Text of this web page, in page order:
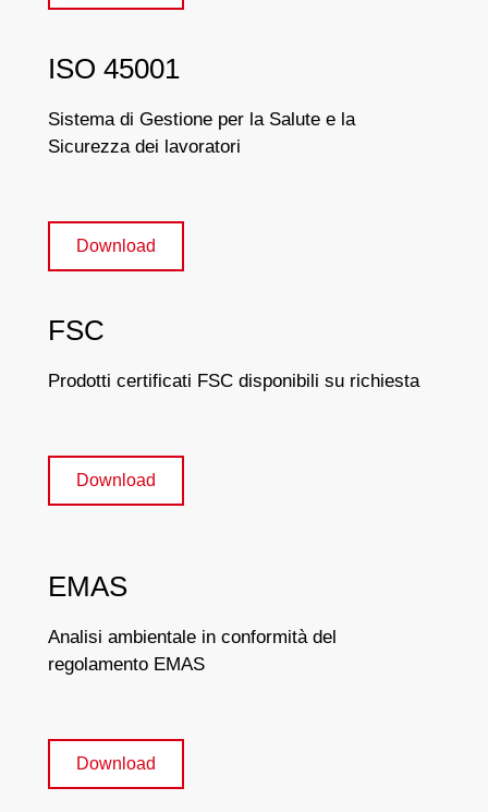
ISO 45001
Sistema di Gestione per la Salute e la
Sicurezza dei lavoratori
Download
FSC
Prodotti certificati FSC disponibili su richiesta
Download
EMAS
Analisi ambientale in conformità del
regolamento EMAS
Download